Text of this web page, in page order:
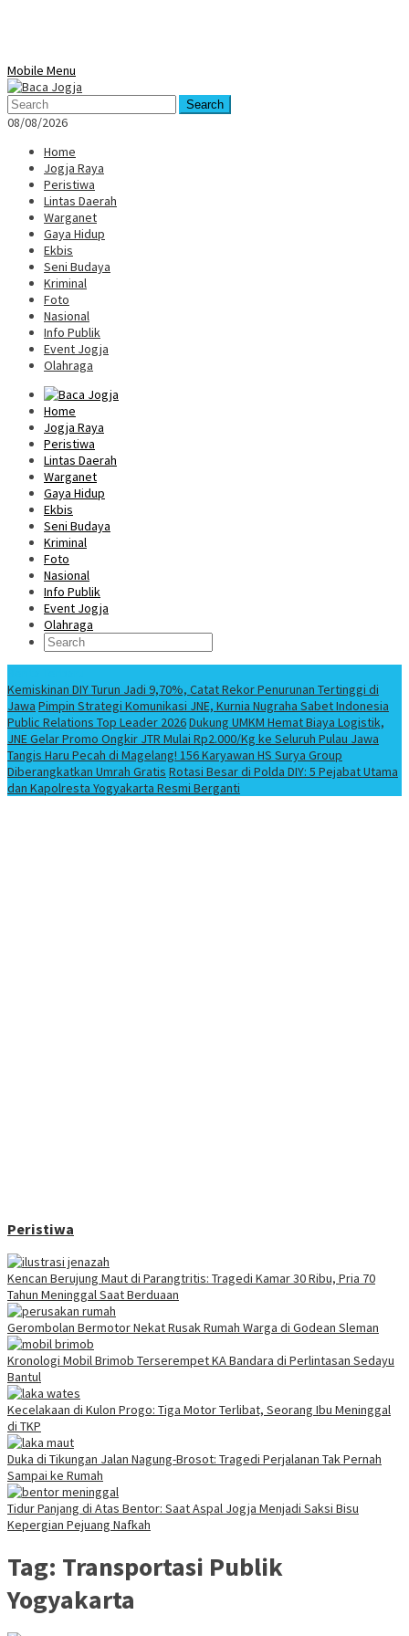
Mobile Menu
Search
08/08/2026
Home
Jogja Raya
Peristiwa
Lintas Daerah
Warganet
Gaya Hidup
Ekbis
Seni Budaya
Kriminal
Foto
Nasional
Info Publik
Event Jogja
Olahraga
Home
Jogja Raya
Peristiwa
Lintas Daerah
Warganet
Gaya Hidup
Ekbis
Seni Budaya
Kriminal
Foto
Nasional
Info Publik
Event Jogja
Olahraga
Kemiskinan DIY Turun Jadi 9,70%, Catat Rekor Penurunan Tertinggi di
Jawa Pimpin Strategi Komunikasi JNE, Kurnia Nugraha Sabet Indonesia
Public Relations Top Leader 2026Dukung UMKM Hemat Biaya Logistik,
JNE Gelar Promo Ongkir JTR Mulai Rp2.000/Kg ke Seluruh Pulau Jawa
Tangis Haru Pecah di Magelang! 156 Karyawan HS Surya Group
Diberangkatkan Umrah Gratis Rotasi Besar di Polda DIY: 5 Pejabat Utama
dan Kapolresta Yogyakarta Resmi Berganti
Peristiwa
Kencan Berujung Maut di Parangtritis: Tragedi Kamar 30 Ribu, Pria 70
Tahun Meninggal Saat Berduaan
Gerombolan Bermotor Nekat Rusak Rumah Warga di Godean Sleman
Kronologi Mobil Brimob Terserempet KA Bandara di Perlintasan Sedayu
Bantul
Kecelakaan di Kulon Progo: Tiga Motor Terlibat, Seorang Ibu Meninggal
di TKP
Duka di Tikungan Jalan Nagung-Brosot: Tragedi Perjalanan Tak Pernah
Sampai ke Rumah
Tidur Panjang di Atas Bentor: Saat Aspal Jogja Menjadi Saksi Bisu
Kepergian Pejuang Nafkah
Tag: Transportasi Publik
Yogyakarta